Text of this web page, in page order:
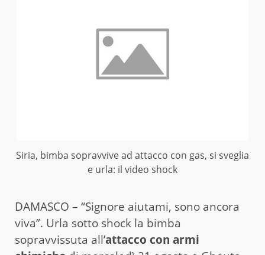
Siria, bimba sopravvive ad attacco con gas, si sveglia
e urla: il video shock
DAMASCO – “Signore aiutami, sono ancora
viva”. Urla sotto shock la bimba
sopravvissuta all’attacco con armi